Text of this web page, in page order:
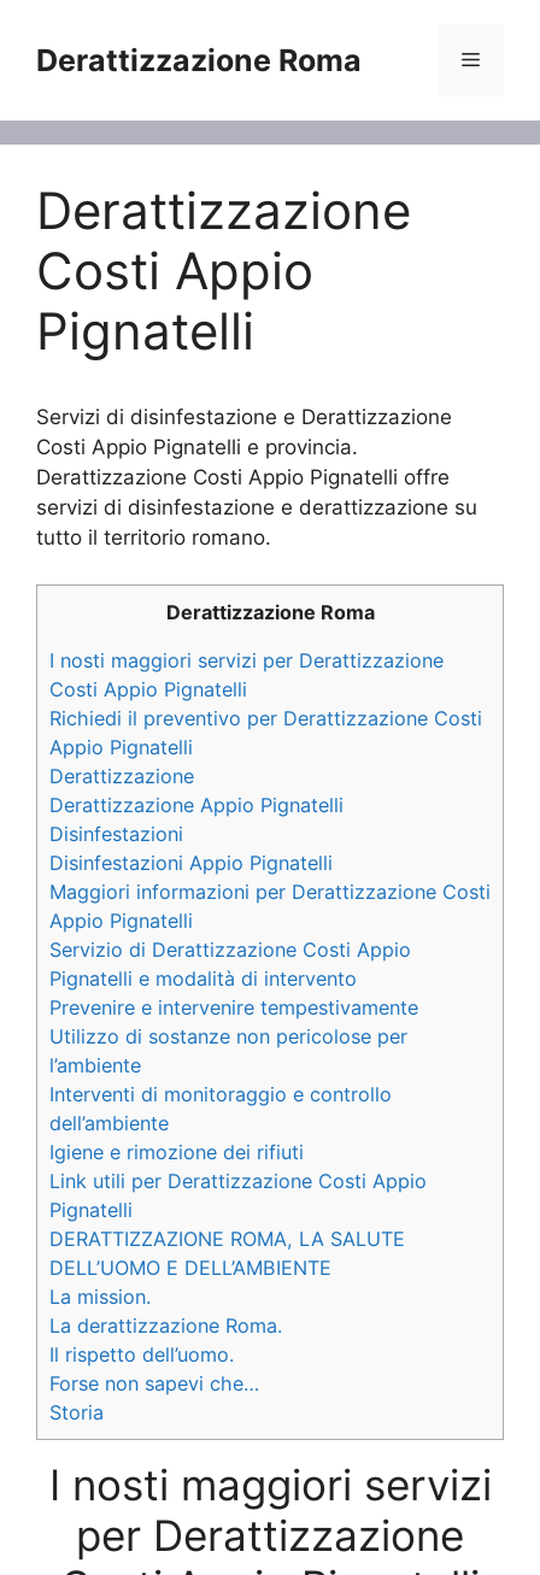
contenuto
Derattizzazione Roma Menu
Derattizzazione
Costi Appio
Pignatelli
Servizi di disinfestazione e Derattizzazione
Costi Appio Pignatelli e provincia.
Derattizzazione Costi Appio Pignatelli offre
servizi di disinfestazione e derattizzazione su
tutto il territorio romano.
Derattizzazione Roma
I nosti maggiori servizi per Derattizzazione
Costi Appio Pignatelli
Richiedi il preventivo per Derattizzazione Costi
Appio Pignatelli
Derattizzazione
Derattizzazione Appio Pignatelli
Disinfestazioni
Disinfestazioni Appio Pignatelli
Maggiori informazioni per Derattizzazione Costi
Appio Pignatelli
Servizio di Derattizzazione Costi Appio
Pignatelli e modalità di intervento
Prevenire e intervenire tempestivamente
Utilizzo di sostanze non pericolose per
l’ambiente
Interventi di monitoraggio e controllo
dell’ambiente
Igiene e rimozione dei rifiuti
Link utili per Derattizzazione Costi Appio
Pignatelli
DERATTIZZAZIONE ROMA, LA SALUTE
DELL’UOMO E DELL’AMBIENTE
La mission.
La derattizzazione Roma.
Il rispetto dell’uomo.
Forse non sapevi che…
Storia
I nosti maggiori servizi
per Derattizzazione